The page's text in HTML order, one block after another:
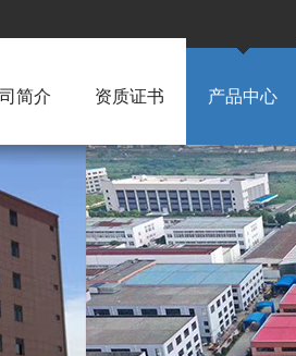
简介 资质证书 产品中心